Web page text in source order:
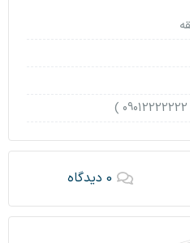
0 دیدگاه